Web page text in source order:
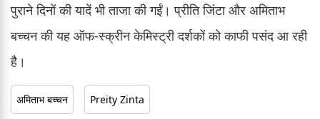
पुराने दिनों की यादें भी ताजा की गईं। प्रीति जिंटा और अमिताभ
बच्चन की यह ऑफ-स्क्रीन केमिस्ट्री दर्शकों को काफी पसंद आ रही
है।
अमिताभ बच्चन Preity Zinta